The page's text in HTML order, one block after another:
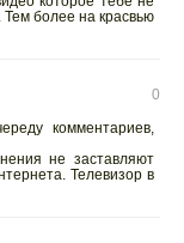
Тем более на красвью
0
комментариев,
не заставляют
Телевизор в